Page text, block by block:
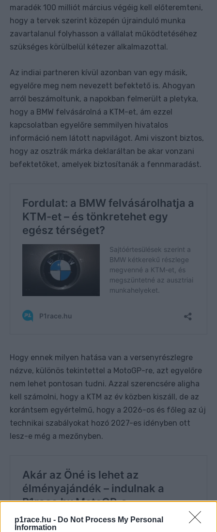
p1race.hu - Do Not Process My Personal
Information
maradék 100 milliót március végéig kell előteremteni,
hogy a tervek szerint közepén újrainduló munka
zavartalanul folyhasson a vállalat működtetéséhez
szükséges körülbelül kétezer alkalmazottal.
Az indiai partneren kívül azonban van egy másik,
egyelőre meg nem nevezett befektető is. Ahogyan
arról beszámoltunk, a napokban felmerült a pletyka,
hogy a BMW felvásárolná a KTM-et, ám ezzel
kapcsolatban egyelőre semmilyen hivatalos
információ nem látott napvilágot. Ami viszont biztos,
hogy az osztrák márka deklaráltan be akar vonzani
befektetőket, amelyek biztosítanák a fennmaradást.
Hogy ennek milyen hatása van a versenyrészlegre
nézve, különös tekintettel a MotoGP-re, azt egyelőre
nem lehet pontosan tudni. Azzal szerencsére aligha
kell számolni, hogy a KTM az év közben kiszáll, de az
korántsem egyértelmű, hogy a 2026-os és főleg az új
technikai szabályokat hozó 2027-es idényben ott
lesz-e még a mezőnyben.